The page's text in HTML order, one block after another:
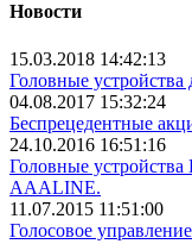
Новости
15.03.2018 14:42:13
Головные
04.08.2017 15:32:24
Беспрецедентные
24.10.2016 16:51:16
Головные устройства
AAALINE.
11.07.2015 11:51:00
Голосовое